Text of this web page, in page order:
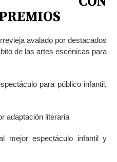
avalado por destacados
de las artes escénicas para
para público infantil,
adaptación literaria
mejor espectáculo infantil y